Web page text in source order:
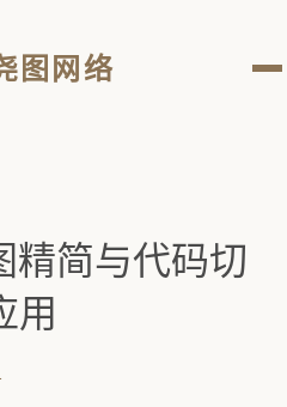
图网络
精简与代码切
用